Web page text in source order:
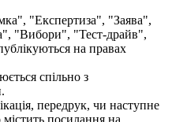
"Експертиза", "Заява",
"Вибори", "Тест-драйв",
на правах
спільно з
передрук, чи наступне
посилання на